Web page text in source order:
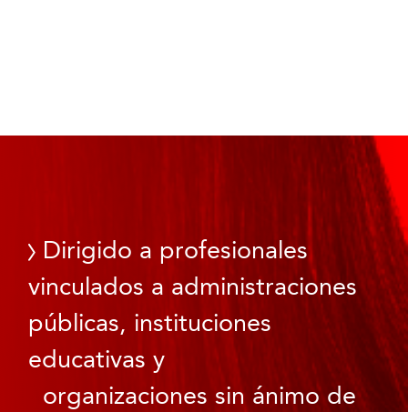
Dirigido a profesionales
vinculados a administraciones
públicas, instituciones
educativas y
organizaciones sin ánimo de